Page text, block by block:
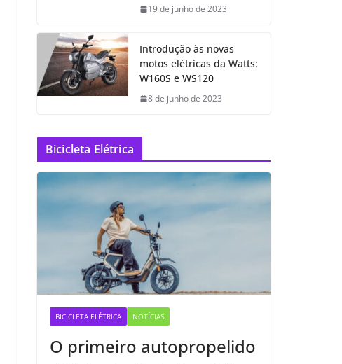
19 de junho de 2023
Introdução às novas
motos elétricas da Watts:
W160S e WS120
8 de junho de 2023
Bicicleta Elétrica
BICICLETA ELÉTRICA NOTÍCIAS
O primeiro autopropelido